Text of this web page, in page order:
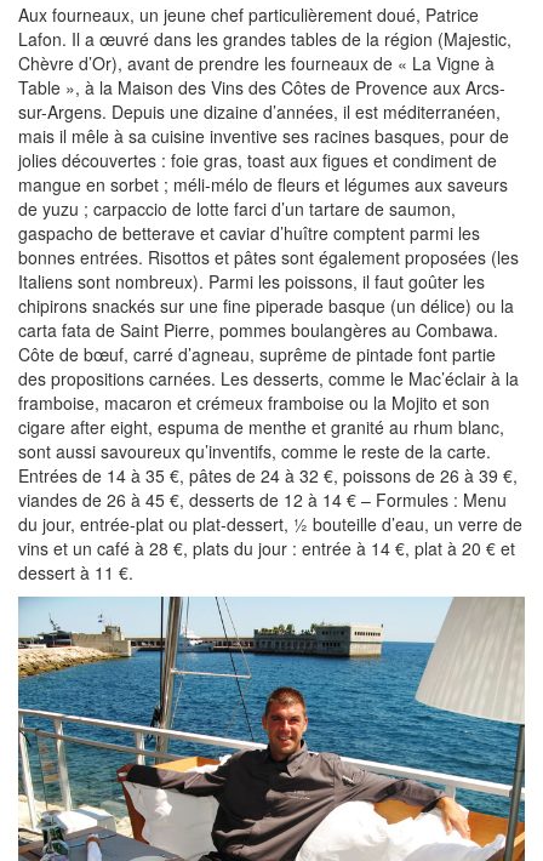
Aux fourneaux, un jeune chef particulièrement doué, Patrice
Lafon. Il a œuvré dans les grandes tables de la région (Majestic,
Chèvre d’Or), avant de prendre les fourneaux de « La Vigne à
Table », à la Maison des Vins des Côtes de Provence aux Arcs-
sur-Argens. Depuis une dizaine d’années, il est méditerranéen,
mais il mêle à sa cuisine inventive ses racines basques, pour de
jolies découvertes : foie gras, toast aux figues et condiment de
mangue en sorbet ; méli-mélo de fleurs et légumes aux saveurs
de yuzu ; carpaccio de lotte farci d’un tartare de saumon,
gaspacho de betterave et caviar d’huître comptent parmi les
bonnes entrées. Risottos et pâtes sont également proposées (les
Italiens sont nombreux). Parmi les poissons, il faut goûter les
chipirons snackés sur une fine piperade basque (un délice) ou la
carta fata de Saint Pierre, pommes boulangères au Combawa.
Côte de bœuf, carré d’agneau, suprême de pintade font partie
des propositions carnées. Les desserts, comme le Mac’éclair à la
framboise, macaron et crémeux framboise ou la Mojito et son
cigare after eight, espuma de menthe et granité au rhum blanc,
sont aussi savoureux qu’inventifs, comme le reste de la carte.
Entrées de 14 à 35 €, pâtes de 24 à 32 €, poissons de 26 à 39 €,
viandes de 26 à 45 €, desserts de 12 à 14 € – Formules : Menu
du jour, entrée-plat ou plat-dessert, ½ bouteille d’eau, un verre de
vins et un café à 28 €, plats du jour : entrée à 14 €, plat à 20 € et
dessert à 11 €.